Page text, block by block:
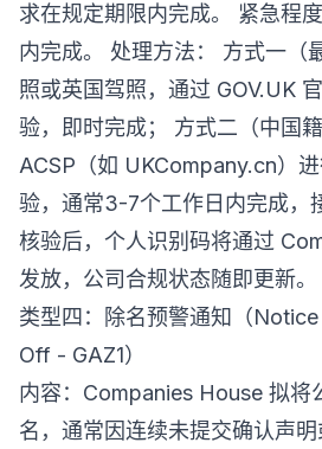
求在规定期限内完成。 紧急程
内完成。 处理方法： 方式一（
照或英国驾照，通过 GOV.UK
验，即时完成； 方式二（中国
ACSP（如 UKCompany.cn）
验，通常3-7个工作日内完成，
核验后，个人识别码将通过
发放，公司合规状态随即更新。
类型四：除名预警通知（
Off - GAZ1）
内容：Companies House 拟将
名，通常因连续未提交确认声